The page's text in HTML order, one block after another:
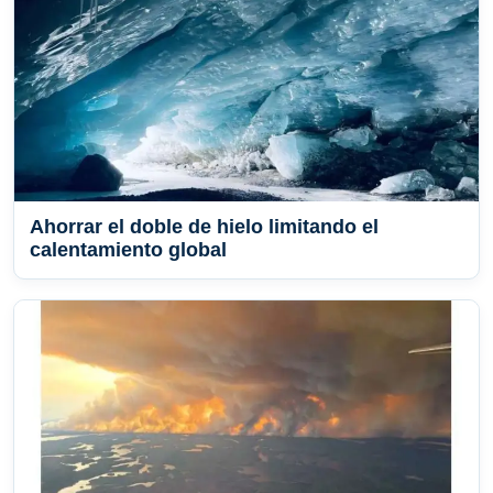
Ahorrar el doble de hielo limitando el
calentamiento global